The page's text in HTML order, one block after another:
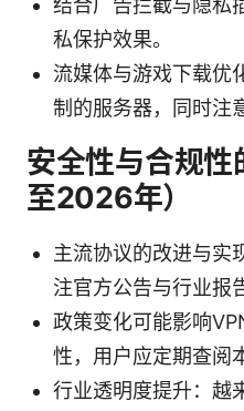
私保护效果。
流媒体与游戏下载优
制的服务器，同时注
安全性与合规
至2026年）
主流协议的改进与实
注官方公告与行业报
政策变化可能影响
性，用户应定期查阅
行业透明度提升：越